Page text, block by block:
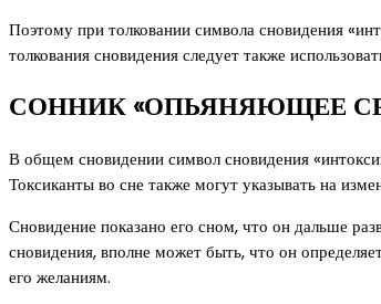
Поэтому при толковании символа сновидения
толкования сновидения следует также
СОННИК «ОПЬЯНЯЮЩЕЕ
В общем сновидении символ сновидения
Токсиканты во сне также могут указывать на
Сновидение показано его сном, что он дальше
сновидения, вполне может быть, что он
его желаниям.